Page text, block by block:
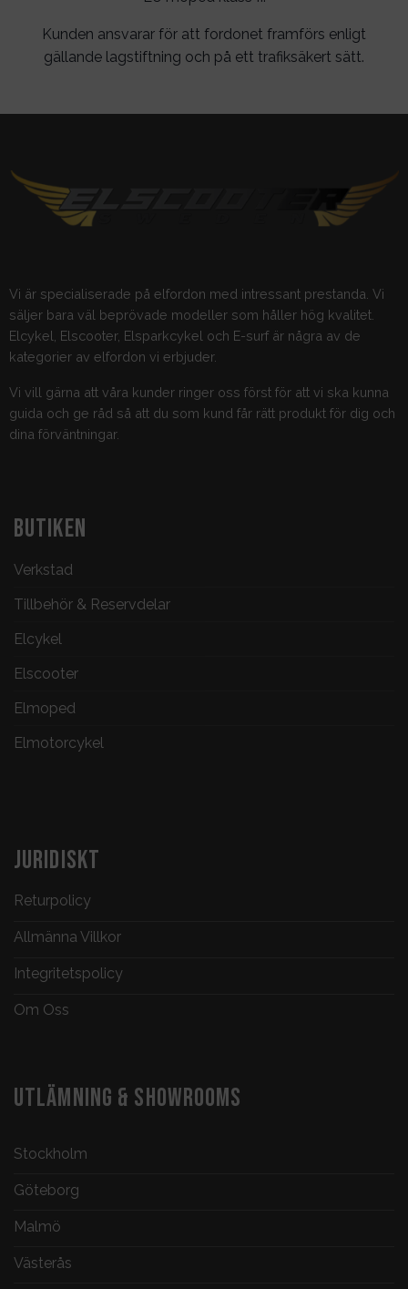
Kunden ansvarar för att fordonet framförs enligt
gällande lagstiftning och på ett trafiksäkert sätt.
Vi är specialiserade på elfordon med intressant prestanda. Vi
säljer bara väl beprövade modeller som håller hög kvalitet.
Elcykel, Elscooter, Elsparkcykel och E-surf är några av de
kategorier av elfordon vi erbjuder.
Vi vill gärna att våra kunder ringer oss först för att vi ska kunna
guida och ge råd så att du som kund får rätt produkt för dig och
dina förväntningar.
BUTIKEN
Verkstad
Tillbehör & Reservdelar
Elcykel
Elscooter
Elmoped
Elmotorcykel
JURIDISKT
Returpolicy
Allmänna Villkor
Integritetspolicy
Om Oss
UTLÄMNING & SHOWROOMS
Stockholm
Göteborg
Malmö
Västerås